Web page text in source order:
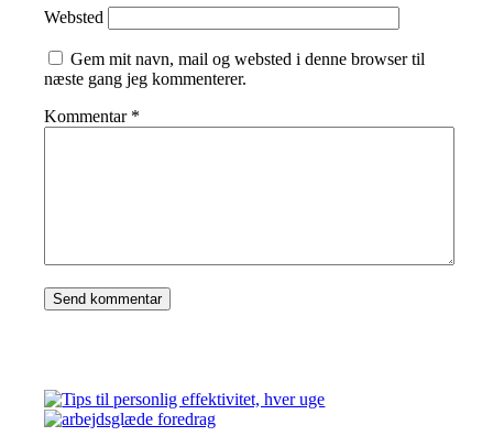
Websted
Gem mit navn, mail og websted i denne browser til
næste gang jeg kommenterer.
Kommentar *